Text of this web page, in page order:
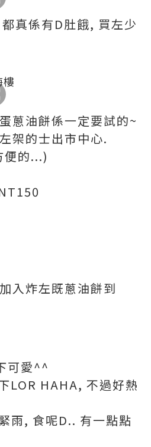
真係有D肚餓, 買左少
蔥油餅係一定要試的~
架的士出市中心.
便的...)
入炸左既蔥油餅到
可愛^^
LOR HAHA, 不過好熱
雨, 食呢D.. 有一點點